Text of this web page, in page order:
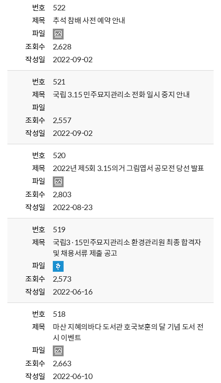
번호
522
제목
추석 참배 사전 예약 안내
파일
조회수
2,628
작성일
2022-09-02
번호
521
제목
국립 3.15 민주묘지관리소 전화 일시 중지 안내
파일
조회수
2,557
작성일
2022-09-02
번호
520
제목
2022년 제5회 3.15의거 그림엽서 공모전 당선 발표
파일
조회수
2,803
작성일
2022-08-23
번호
519
제목
국립3·15민주묘지관리소 환경관리원 최종 합격자
및 채용서류 제출 공고
파일
조회수
2,573
작성일
2022-06-16
번호
518
제목
마산 지혜의바다 도서관 호국보훈의 달 기념 도서 전
시 이벤트
파일
조회수
2,663
작성일
2022-06-10